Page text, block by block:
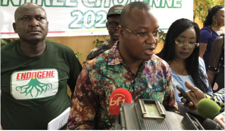
e
r
u
c
u
r
r
i
e